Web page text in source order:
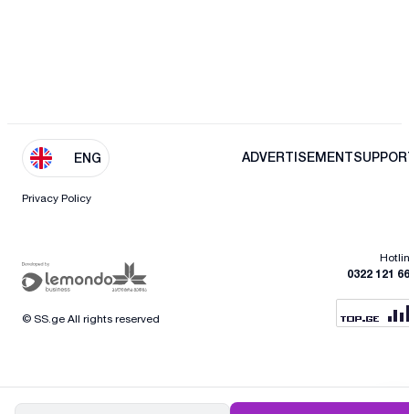
ENG ADVERTISEMENT
Privacy Policy
0322 121
© SS.ge All rights reserved